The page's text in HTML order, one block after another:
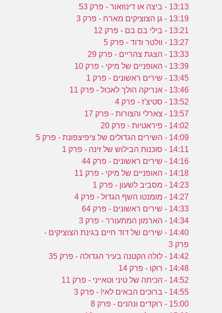
13:13 - ביצה או דינוזאור - פרק 53
13:19 - גן הצוציקים מארח - פרק 3
13:21 - בילי בם בם - פרק 12
13:27 - וולטר ודוד - פרק 5
13:33 - הצגת צהריים - פרק 29
13:39 - האופניים של מיקי - פרק 10
13:45 - שירים ראשונים - פרק 1
13:46 - אנריקה הולך לאכול - פרק 11
13:52 - סטיצ'ז - פרק 4
13:57 - צארלי והצורות - פרק 17
14:02 - פיראטיות - פרק 20
14:09 - השירים הגדולים של ציפיצפונת - פרק 5
14:11 - סוכנות הבילוש של זינה - פרק 1
14:16 - שירים ראשונים - פרק 44
14:18 - האופניים של מיקי - פרק 11
14:23 - מסביב לשעון - פרק 1
14:27 - מומנטו השף הגדול - פרק 4
14:33 - שירים ראשונים - פרק 64
14:34 - הארמון המתעורר - פרק 3
14:40 - שירים של דוד חיים בגינת הצוציקים -
פרק 3
14:42 - לולה הקטנה בעיר הגדולה - פרק 35
14:48 - רוקו - פרק 14
14:52 - הכיתה של טיני וטאייני - פרק 11
14:55 - ברוכים הבאים לאי! - פרק 3
15:00 - רוקדים ונהנים - פרק 8